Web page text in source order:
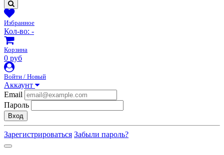
Избранное
Кол-во: -
Корзина
0 руб
Войти / Новый
Аккаунт
Email
Пароль
Вход
Зарегистрироваться Забыли пароль?